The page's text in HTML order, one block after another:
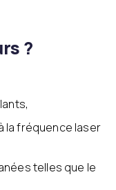
?
la fréquence laser
telles que le